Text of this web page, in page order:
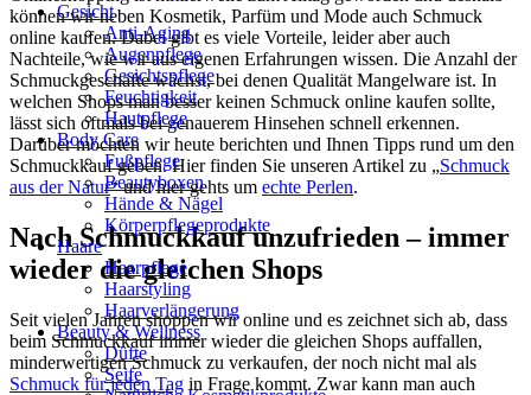
Gesicht
Anti-Aging
Augenpflege
Gesichtspflege
Feuchtigkeit
Hautpflege
Body Care
Fußpflege
Beautyboxen
Hände & Nägel
Körperpflegeprodukte
Haare
Haarpflege
Haarstyling
Haarverlängerung
Beauty & Wellness
Düfte
Seife
können wir neben Kosmetik, Parfüm und Mode auch Schmuck
online kaufen. Dabei gibt es viele Vorteile, leider aber auch
Nachteile, wie wir aus eigenen Erfahrungen wissen. Die Anzahl der
Schmuckgeschäfte wächst, bei denen Qualität Mangelware ist. In
welchen Shops man besser keinen Schmuck online kaufen sollte,
lässt sich oftmals bei genauerem Hinsehen schnell erkennen.
Darüber möchten wir heute berichten und Ihnen Tipps rund um den
Schmuckkauf geben. Hier finden Sie unseren Artikel zu „Schmuck
aus der Natur“ und hier gehts um echte Perlen.
Nach Schmuckkauf unzufrieden – immer
wieder die gleichen Shops
Seit vielen Jahren shoppen wir online und es zeichnet sich ab, dass
beim Schmuckkauf immer wieder die gleichen Shops auffallen,
minderwertigen Schmuck zu verkaufen, der noch nicht mal als
Schmuck für jeden Tag in Frage kommt. Zwar kann man auch